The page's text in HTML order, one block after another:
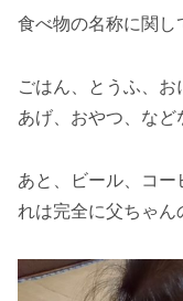
食べ物の名称に関し
ごはん、とうふ、
あげ、おやつ、など
あと、ビール、コー
れは完全に父ちゃん